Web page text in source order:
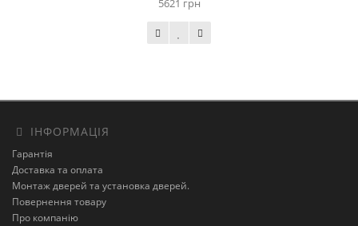
5621 грн
ІНФОРМАЦІЯ
Гарантія
Доставка та оплата
Монтаж дверей та установка дверей.
Повернення товару
Про компанію